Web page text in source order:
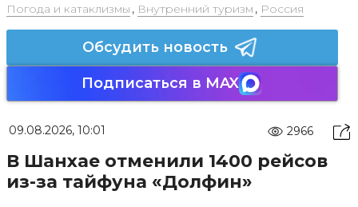
Погода и катаклизмы , Внутренний туризм , Россия
Обсудить новость
Подписаться в MAX
09.08.2026, 10:01 2966
В Шанхае отменили 1400 рейсов
из-за тайфуна «Долфин»